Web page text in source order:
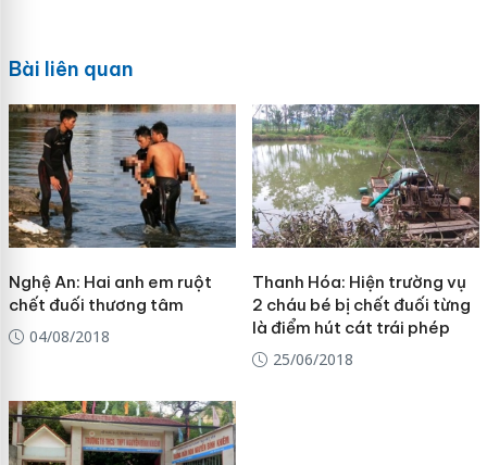
Bài liên quan
Nghệ An: Hai anh em ruột
chết đuối thương tâm
04/08/2018
Thanh Hóa: Hiện trường vụ
2 cháu bé bị chết đuối từng
là điểm hút cát trái phép
25/06/2018